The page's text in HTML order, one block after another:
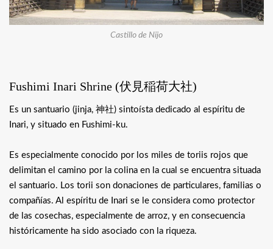
Castillo de Nijo
Fushimi Inari Shrine (伏見稲荷大社)
Es un santuario (jinja, 神社) sintoísta dedicado al espíritu de
Inari, y situado en Fushimi-ku.
Es especialmente conocido por los miles de toriis rojos que
delimitan el camino por la colina en la cual se encuentra situada
el santuario. Los torii son donaciones de particulares, familias o
compañías. Al espíritu de Inari se le considera como protector
de las cosechas, especialmente de arroz, y en consecuencia
históricamente ha sido asociado con la riqueza.